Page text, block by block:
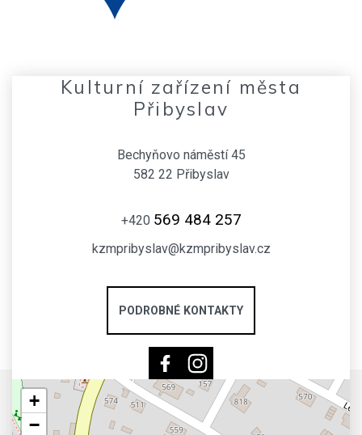
Kulturní zařízení města
Přibyslav
Bechyňovo náměstí 45
582 22 Přibyslav
+420 569 484 257
kzmpribyslav@kzmpribyslav.cz
PODROBNÉ KONTAKTY
+
−